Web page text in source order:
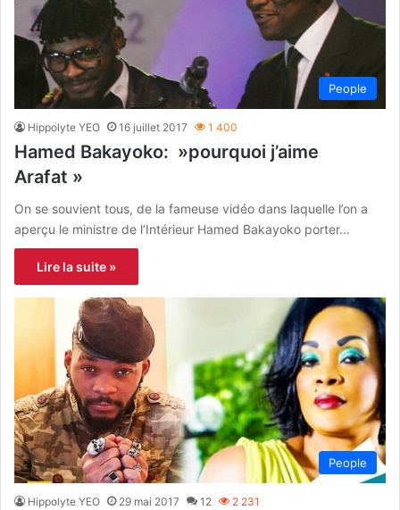
People
Hippolyte YEO 16 juillet 2017 1 400
Hamed Bakayoko: »pourquoi j’aime
Arafat »
On se souvient tous, de la fameuse vidéo dans laquelle l’on a
aperçu le ministre de l’Intérieur Hamed Bakayoko porter…
Lire la suite »
People
Hippolyte YEO 29 mai 2017 12 2 231